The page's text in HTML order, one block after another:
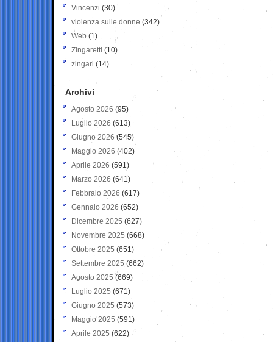
Vincenzi (30)
violenza sulle donne (342)
Web (1)
Zingaretti (10)
zingari (14)
Archivi
Agosto 2026 (95)
Luglio 2026 (613)
Giugno 2026 (545)
Maggio 2026 (402)
Aprile 2026 (591)
Marzo 2026 (641)
Febbraio 2026 (617)
Gennaio 2026 (652)
Dicembre 2025 (627)
Novembre 2025 (668)
Ottobre 2025 (651)
Settembre 2025 (662)
Agosto 2025 (669)
Luglio 2025 (671)
Giugno 2025 (573)
Maggio 2025 (591)
Aprile 2025 (622)